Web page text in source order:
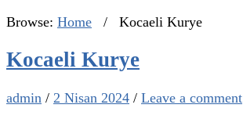
Browse: Home / Kocaeli Kurye
Kocaeli Kurye
admin / 2 Nisan 2024 / Leave a comment